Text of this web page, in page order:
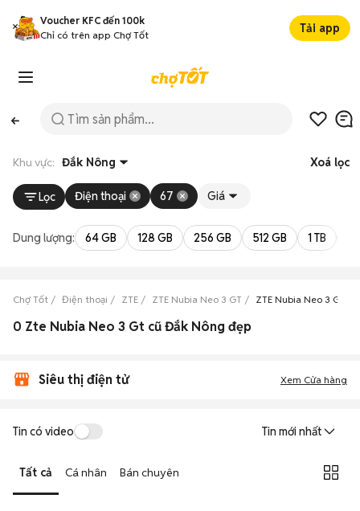
Voucher KFC đến 100k
Chỉ có trên app Chợ Tốt
Tải app
Khu vực: Đắk Nông Xoá lọc
Lọc Điện thoại 67 Giá
Dung lượng: 64 GB 128 GB 256 GB 512 GB 1 TB
Chợ Tốt Điện thoại ZTE ZTE Nubia Neo 3 GT ZTE Nubia Neo 3 GT
0 Zte Nubia Neo 3 Gt cũ Đắk Nông đẹp
Siêu thị điện tử Xem Cửa hàng
Tin có video Tin mới nhất
Tất cả Cá nhân Bán chuyên